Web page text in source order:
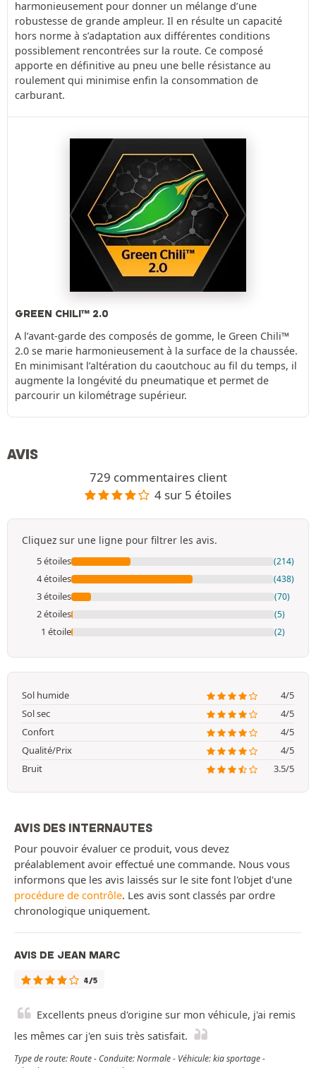
harmonieusement pour donner un mélange d’une
robustesse de grande ampleur. Il en résulte un capacité
hors norme à s’adaptation aux différentes conditions
possiblement rencontrées sur la route. Ce composé
apporte en définitive au pneu une belle résistance au
roulement qui minimise enfin la consommation de
carburant.
GREEN CHILI™ 2.0
A l’avant-garde des composés de gomme, le Green Chili™
2.0 se marie harmonieusement à la surface de la chaussée.
En minimisant l’altération du caoutchouc au fil du temps, il
augmente la longévité du pneumatique et permet de
parcourir un kilométrage supérieur.
AVIS
729 commentaires client
4 sur 5 étoiles
Cliquez sur une ligne pour filtrer les avis.
5 étoiles (214)
4 étoiles (438)
3 étoiles (70)
2 étoiles (5)
1 étoile (2)
Sol humide
4/5
Sol sec
4/5
Confort
4/5
Qualité/Prix
4/5
Bruit
3.5/5
AVIS DES INTERNAUTES
Pour pouvoir évaluer ce produit, vous devez
préalablement avoir effectué une commande. Nous vous
informons que les avis laissés sur le site font l'objet d'une
procédure de contrôle. Les avis sont classés par ordre
chronologique uniquement.
AVIS DE JEAN MARC
4/5
Excellents pneus d'origine sur mon véhicule, j'ai remis
les mêmes car j'en suis très satisfait.
Type de route: Route - Conduite: Normale - Véhicule: kia sportage -